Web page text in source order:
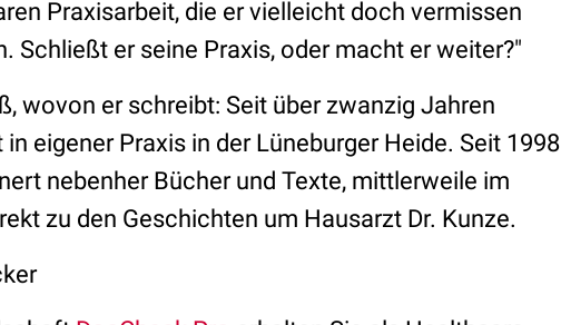
Praxisarbeit, die er vielleicht doch vermissen
Schließt er seine Praxis, oder macht er weiter?"
wovon er schreibt: Seit über zwanzig Jahren
eigener Praxis in der Lüneburger Heide. Seit 1998
nebenher Bücher und Texte, mittlerweile im
zu den Geschichten um Hausarzt Dr. Kunze.